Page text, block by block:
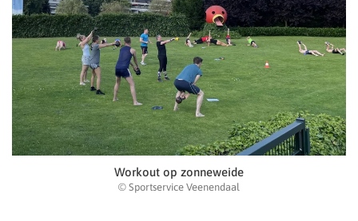
Workout op zonneweide
© Sportservice Veenendaal